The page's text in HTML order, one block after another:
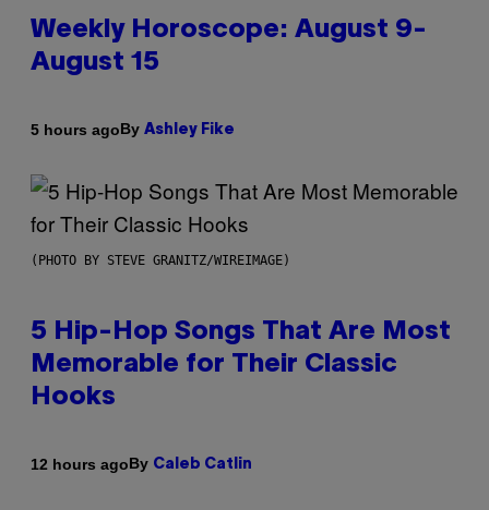
Weekly Horoscope: August 9-
August 15
5 hours agoBy Ashley Fike
(PHOTO BY STEVE GRANITZ/WIREIMAGE)
5 Hip-Hop Songs That Are Most
Memorable for Their Classic
Hooks
12 hours agoBy Caleb Catlin